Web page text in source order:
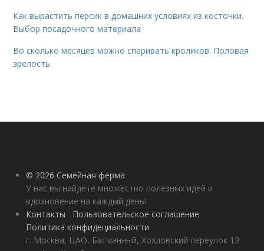
Как вырастить персик в домашних условиях из косточки.
Выбор посадочного материала
Во сколько месяцев можно спаривать кроликов. Половая
зрелость
© 2026 Семейная ферма
У нас вы найдете множество полезных идей и
вдохновение на каждый день!
Контакты
Пользовательское соглашение
Политика конфидециальности
г. Москва, ЦАО, Басманный, Хохловский переулок 13